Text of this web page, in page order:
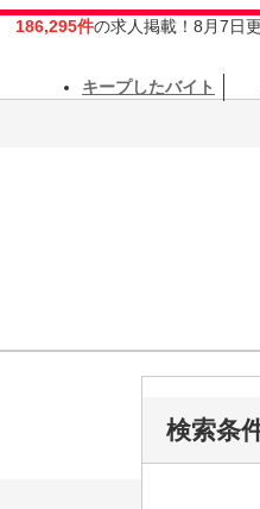
186,295件の求人掲載！8月7日
キープしたバイト
検索条